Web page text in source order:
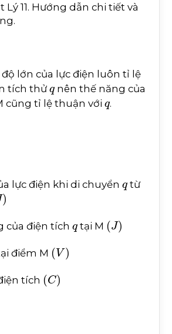
Lý 11. Hướng dẫn chi tiết và
độ lớn của lực điện luôn tỉ lệ
tích thử qnên thế năng của
cũng tỉ lệ thuận với q.
lực điện khi di chuyển
từ
)
của điện tích tại M (J)
điểm M (V)
tích (C)